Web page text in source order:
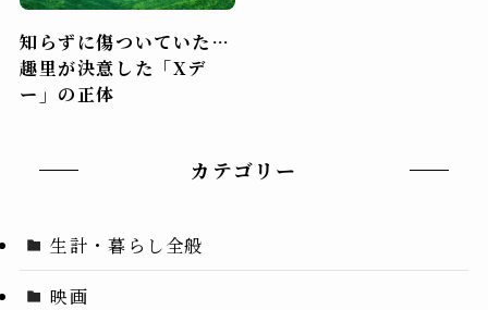
知らずに傷ついていた…
趣里が決意した「Xデ
ー」の正体
カテゴリー
生計・暮らし全般
映画